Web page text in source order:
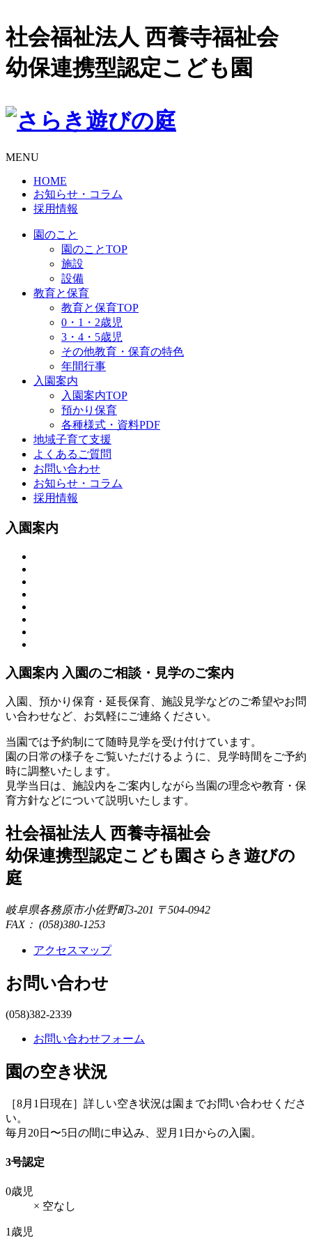
社会福祉法人 西養寺福祉会
幼保連携型認定こども園
MENU
HOME
お知らせ・コラム
採用情報
園のこと
園のことTOP
施設
設備
教育と保育
教育と保育TOP
0・1・2歳児
3・4・5歳児
その他教育・保育の特色
年間行事
入園案内
入園案内TOP
預かり保育
各種様式・資料PDF
地域子育て支援
よくあるご質問
お問い合わせ
お知らせ・コラム
採用情報
入園案内
入園案内 入園のご相談・見学のご案内
入園、預かり保育・延長保育、施設見学などのご希望やお問
い合わせなど、お気軽にご連絡ください。
当園では予約制にて随時見学を受け付けています。
園の日常の様子をご覧いただけるように、見学時間をご予約
時に調整いたします。
見学当日は、施設内をご案内しながら当園の理念や教育・保
育方針などについて説明いたします。
社会福祉法人 西養寺福祉会
幼保連携型認定こども園 さらき遊びの
庭
岐阜県各務原市小佐野町3-201 〒504-0942
FAX： (058)380-1253
アクセスマップ
お問い合わせ
(058)382-2339
お問い合わせフォーム
園の空き状況
［8月1日現在］詳しい空き状況は園までお問い合わせくださ
い。
毎月20日〜5日の間に申込み、翌月1日からの入園。
3号認定
0歳児
× 空なし
1歳児